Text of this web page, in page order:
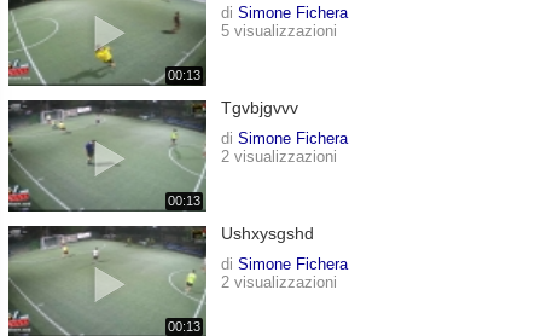
00:13
di Simone Fichera
5 visualizzazioni
00:13
Tgvbjgvvv
di Simone Fichera
2 visualizzazioni
00:13
Ushxysgshd
di Simone Fichera
2 visualizzazioni